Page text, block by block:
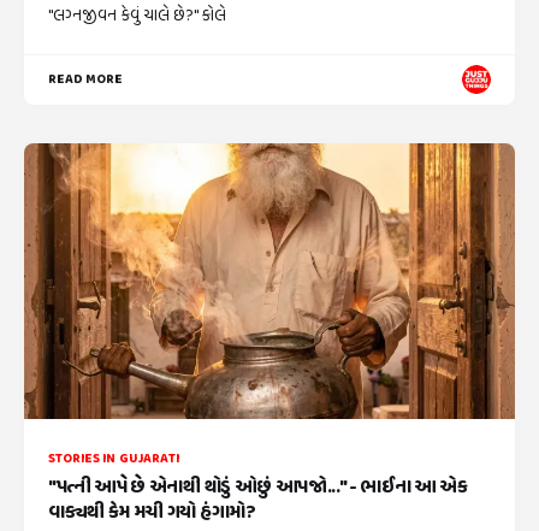
"લગ્નજીવન કેવું ચાલે છે?" કોલે
READ MORE
STORIES IN GUJARATI
"પત્ની આપે છે એનાથી થોડું ઓછું આપજો..." - ભાઈના આ એક
વાક્યથી કેમ મચી ગયો હંગામો?